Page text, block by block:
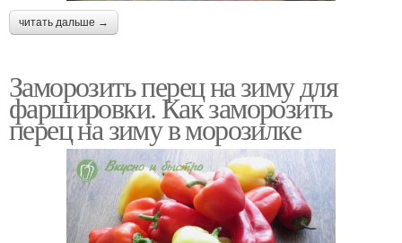
читать дальше →
Заморозить перец на зиму для
фаршировки. Как заморозить
перец на зиму в морозилке